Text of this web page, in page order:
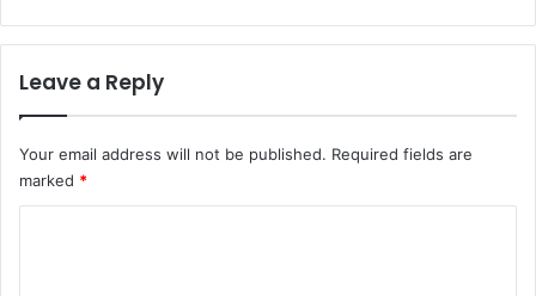
Leave a Reply
Your email address will not be published. Required fields are
marked *